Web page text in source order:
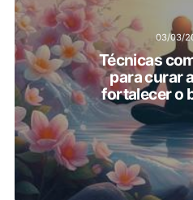
03/03/
Técnicas
para curar
fortalecer o